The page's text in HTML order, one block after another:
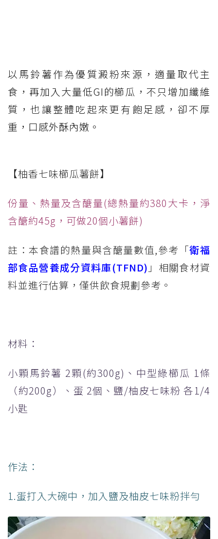
以馬鈴薯作為優質澱粉來源，適量取代主
食，再加入大量低GI的櫛瓜，不只增加纖維
質，也讓整體吃起來更有飽足感，卻不厚
重，口感外酥內嫩。
【柚香七味櫛瓜薯餅】
份量、熱量及含醣量(總熱量約380大卡，淨
含醣約45g，可做20個小薯餅)
註：本食譜的熱量與含醣量數值,參考「衛福
部食品營養成分資料庫(TFND) 」相關食材資
料並進行估算，僅供飲食規劃參考。
材料：
小顆馬鈴薯 2顆(約300g)、中型綠櫛瓜 1條
（約200g）、蛋 2個、鹽/柚皮七味粉 各1/4
小匙
作法：
1.蛋打入大碗中，加入鹽及柚皮七味粉拌勻